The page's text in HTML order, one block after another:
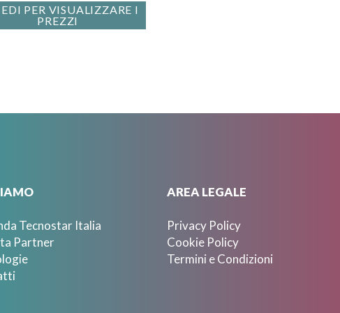
PER VISUALIZZARE I
PREZZI
Tecnostar Italia
Partner
AREA LEGALE
Privacy Policy
Cookie Policy
Termini e Condizioni